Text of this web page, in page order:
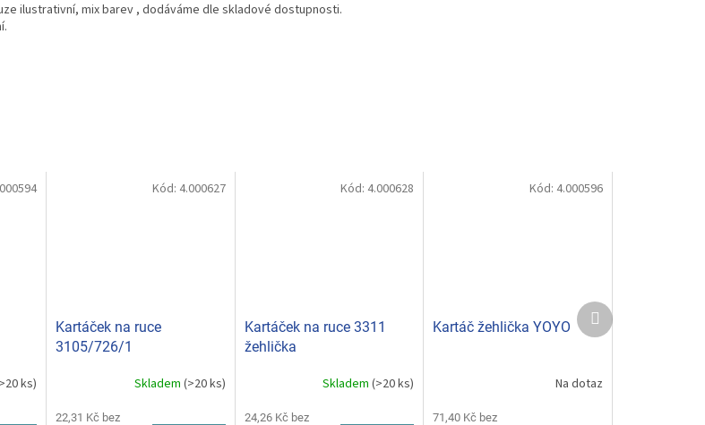
ilustrativní, mix barev , dodáváme dle skladové dostupnosti.
ks)
Kartáček na ruce
3105/726/1
Skladem (>20 ks)
22,31 Kč bez
Kód: 4.000627
Kartáček na ruce 3311
žehlička
Skladem(>20 ks)
24,26 Kč bez
Kód: 4.000628
Kartáč žehlička YOYO
Na dotaz
71,40 Kč bez
Kód: 4.000596
Další
produkt